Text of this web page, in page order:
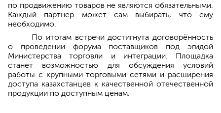
по продвижению товаров не являются обязательными.
Каждый партнер может сам выбирать, что ему
необходимо.
По итогам встречи достигнута договорённость
о проведении форума поставщиков под эгидой
Министерства торговли и интеграции. Площадка
станет возможностью для обсуждения условий
работы с крупными торговыми сетями и расширения
доступа казахстанцев к качественной отечественной
продукции по доступным ценам.